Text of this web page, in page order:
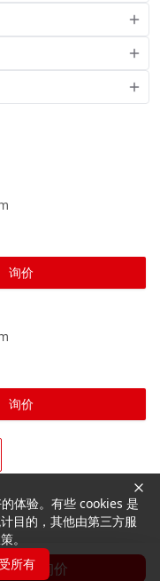
询价
询价
询价
体验。有些 cookies 是
目的，其他由第三方服
。
所有